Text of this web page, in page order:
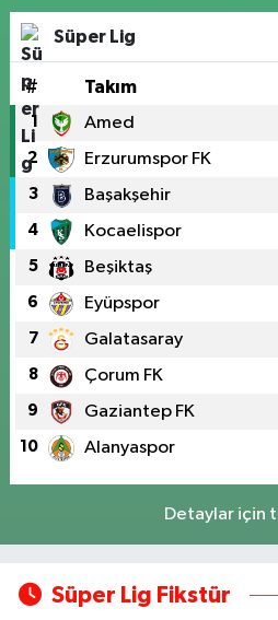
Süper Lig
# Takım
1 Amed
2 Erzurumspor FK
3 Başakşehir
4 Kocaelispor
5 Beşiktaş
6 Eyüpspor
7 Galatasaray
8 Çorum FK
9 Gaziantep FK
10 Alanyaspor
Detaylar için
Süper Lig Fikstür